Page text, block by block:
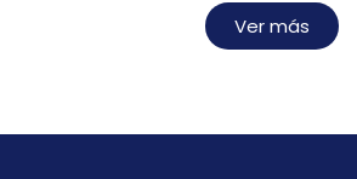
Ver más